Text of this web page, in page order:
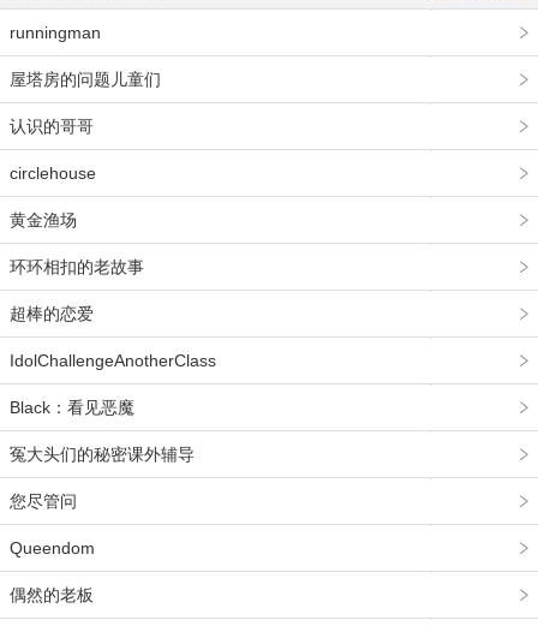
runningman
屋塔房的问题儿童们
认识的哥哥
circlehouse
黄金渔场
环环相扣的老故事
超棒的恋爱
IdolChallengeAnotherClass
Black：看见恶魔
冤大头们的秘密课外辅导
您尽管问
Queendom
偶然的老板